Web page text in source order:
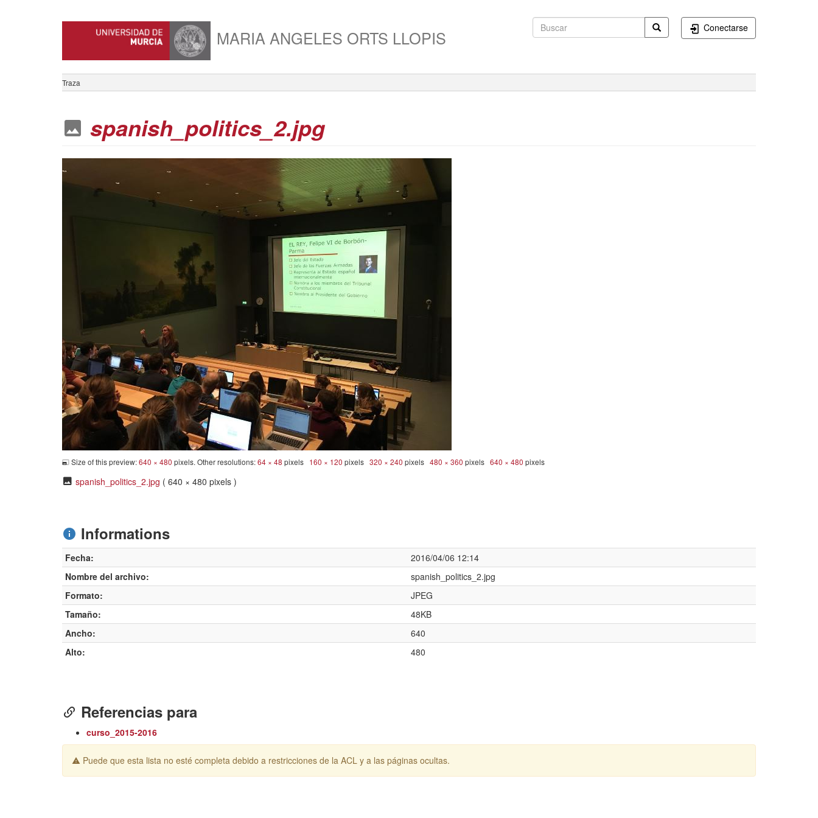
MARIA ANGELES ORTS LLOPIS Conectarse
Traza
spanish_politics_2.jpg
Size of this preview:640 × 480 pixels. Other resolutions:64 × 48 pixels 160 × 120 pixels 320 × 240 pixels 480 × 360 pixels 640 × 480 pixels
spanish_politics_2.jpg ( 640 × 480 pixels )
Informations
Fecha:
2016/04/06 12:14
Nombre del archivo:
spanish_politics_2.jpg
Formato:
JPEG
Tamaño:
48KB
Ancho:
640
Alto:
480
Referencias para
curso_2015-2016
Puede que esta lista no esté completa debido a restricciones de la ACL y a las páginas ocultas.